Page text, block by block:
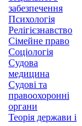
забезпечення
Психологія
Релігієзнавство
Сімейне право
Соціологія
Судова
медицина
Судові та
правоохоронні
органи
Теорія держави і